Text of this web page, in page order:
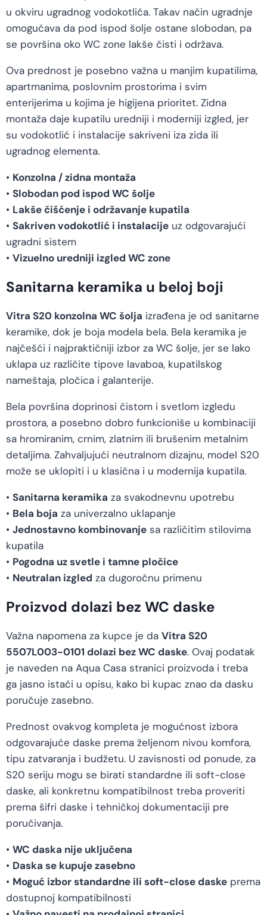
u okviru ugradnog vodokotlića. Takav način ugradnje
omogućava da pod ispod šolje ostane slobodan, pa
se površina oko WC zone lakše čisti i održava.
Ova prednost je posebno važna u manjim kupatilima,
apartmanima, poslovnim prostorima i svim
enterijerima u kojima je higijena prioritet. Zidna
montaža daje kupatilu uredniji i moderniji izgled, jer
su vodokotlić i instalacije sakriveni iza zida ili
ugradnog elementa.
• Konzolna / zidna montaža
• Slobodan pod ispod WC šolje
• Lakše čišćenje i održavanje kupatila
• Sakriven vodokotlić i instalacije uz odgovarajući
ugradni sistem
• Vizuelno uredniji izgled WC zone
Sanitarna keramika u beloj boji
Vitra S20 konzolna WC šolja izrađena je od sanitarne
keramike, dok je boja modela bela. Bela keramika je
najčešći i najpraktičniji izbor za WC šolje, jer se lako
uklapa uz različite tipove lavaboa, kupatilskog
nameštaja, pločica i galanterije.
Bela površina doprinosi čistom i svetlom izgledu
prostora, a posebno dobro funkcioniše u kombinaciji
sa hromiranim, crnim, zlatnim ili brušenim metalnim
detaljima. Zahvaljujući neutralnom dizajnu, model S20
može se uklopiti i u klasična i u modernija kupatila.
• Sanitarna keramika za svakodnevnu upotrebu
• Bela boja za univerzalno uklapanje
• Jednostavno kombinovanje sa različitim stilovima
kupatila
• Pogodna uz svetle i tamne pločice
• Neutralan izgled za dugoročnu primenu
Proizvod dolazi bez WC daske
Važna napomena za kupce je da Vitra S20
5507L003-0101 dolazi bez WC daske. Ovaj podatak
je naveden na Aqua Casa stranici proizvoda i treba
ga jasno istaći u opisu, kako bi kupac znao da dasku
poručuje zasebno.
Prednost ovakvog kompleta je mogućnost izbora
odgovarajuće daske prema željenom nivou komfora,
tipu zatvaranja i budžetu. U zavisnosti od ponude, za
S20 seriju mogu se birati standardne ili soft-close
daske, ali konkretnu kompatibilnost treba proveriti
prema šifri daske i tehničkoj dokumentaciji pre
poručivanja.
• WC daska nije uključena
• Daska se kupuje zasebno
• Moguć izbor standardne ili soft-close daske prema
dostupnoj kompatibilnosti